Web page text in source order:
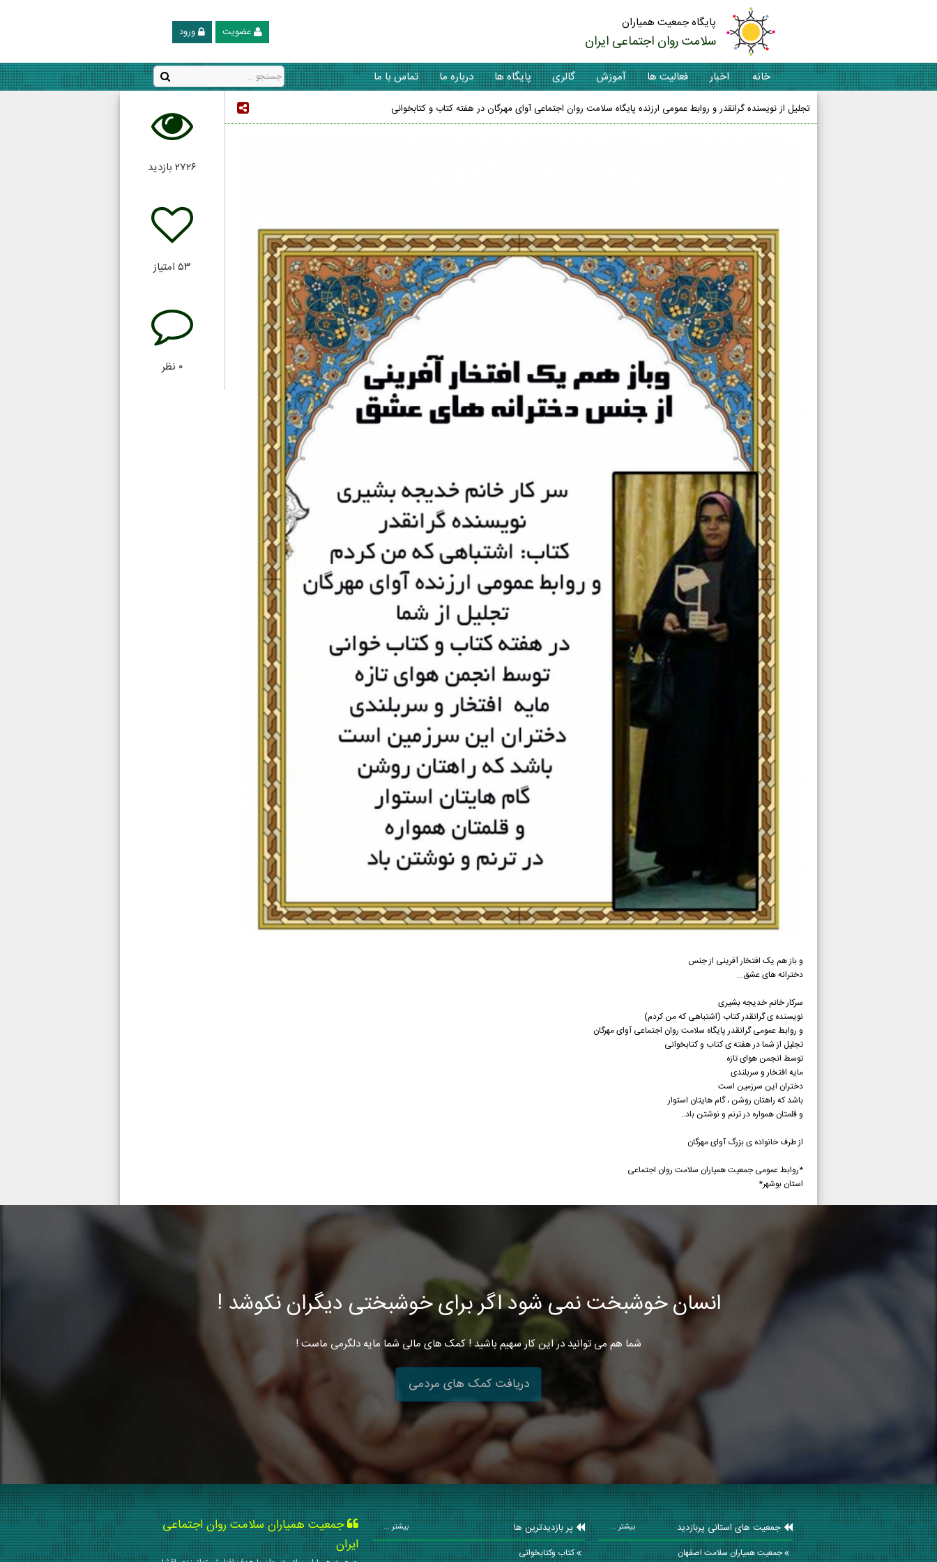
پایگاه جمعیت همیاران
سلامت روان اجتماعی ایران ورود عضویت
خانه اخبار فعالیت ها آموزش گالری پایگاه ها درباره ما تماس با ما
تجلیل از نویسنده گرانقدر و روابط عمومی ارزنده پایگاه سلامت روان اجتماعی آوای مهرگان در هفته کتاب و کتابخوانی
و باز هم یک افتخار آفرینی از جنس
دخترانه های عشق...
سرکار خانم خدیجه بشیری
نویسنده ی گرانقدر کتاب (اشتباهی که من کردم)
و روابط عمومی گرانقدر پایگاه سلامت روان اجتماعی آوای مهرگان
تجلیل از شما در هفته ی کتاب و کتابخوانی
توسط انجمن هوای تازه
مایه افتخار و سربلندی
دختران این سرزمین است
باشد که راهتان روشن ، گام هایتان استوار
و قلمتان همواره در ترنم و نوشتن باد..
از طرف خانواده ی بزرگ آوای مهرگان
*روابط عمومی جمعیت همیاران سلامت روان اجتماعی
استان بوشهر*
۲۷۲۶ بازدید
۵۳ امتیاز
۰ نظر
انسان خوشبخت نمی شود اگر برای خوشبختی دیگران نکوشد !
شما هم می توانید در این کار سهیم باشید ! کمک های مالی شما مایه دلگرمی ماست !
دریافت کمک های مردمی
جمعیت های استانی پربازدید بیشتر ...
جمعیت همیاران سلامت اصفهان
پر بازدیدترین ها بیشتر ...
کتاب وکتابخوانی
جمعیت همیاران سلامت روان اجتماعی
ایران